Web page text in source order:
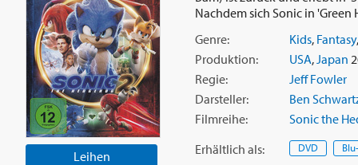
Leihen
Nachdem sich Sonic in 'Green
Genre:
Kids, Fantasy
Produktion:
USA, Japan
Regie:
Jeff Fowler
Darsteller:
Ben
Filmreihe:
Sonic the
Erhältlich als: DVD